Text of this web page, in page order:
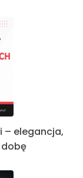
– elegancja,